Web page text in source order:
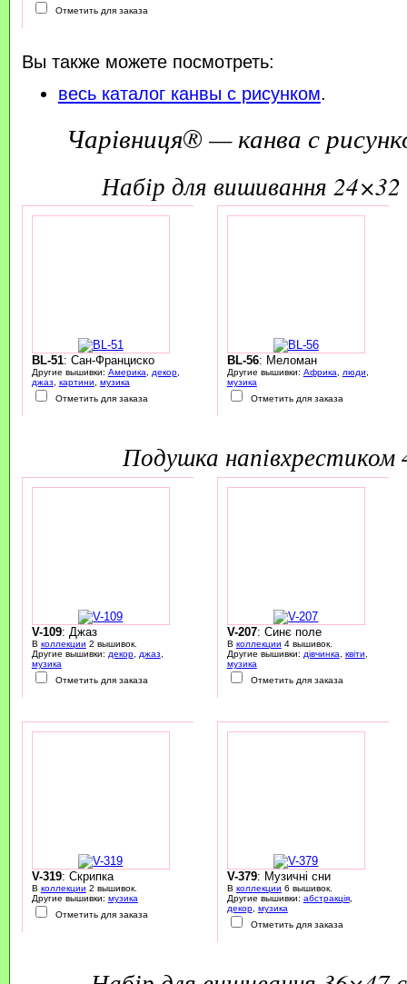
Отметить для заказа
Вы также можете посмотреть:
весь каталог канвы с рисунком.
Чарівниця® — канва с
набір для вишивання 24×32
BL-51: Сан-Франциско
Другие вышивки: Америка, декор,
джаз, картини, музика
Отметить для заказа
BL-56: Меломан
Другие вышивки: Африка, люди,
музика
Отметить для заказа
подушка
V-109: Джаз
В коллекции 2 вышивок.
Другие вышивки: декор, джаз,
музика
Отметить для заказа
V-207: Синє поле
В коллекции 4 вышивок.
Другие вышивки: дівчинка квіти
музика
Отметить для заказа
V-319: Скрипка
В коллекции 2 вышивок.
Другие вышивки: музика
Отметить для заказа
V-379: Музичні сни
В коллекции 6 вышивок.
Другие вышивки: абстракція,
декор, музика
Отметить для заказа